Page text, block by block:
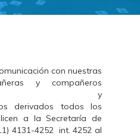
con nuestras
y compañeros
os y
derivados todos los
a la Secretaría de
4131-4252 int. 4252 al